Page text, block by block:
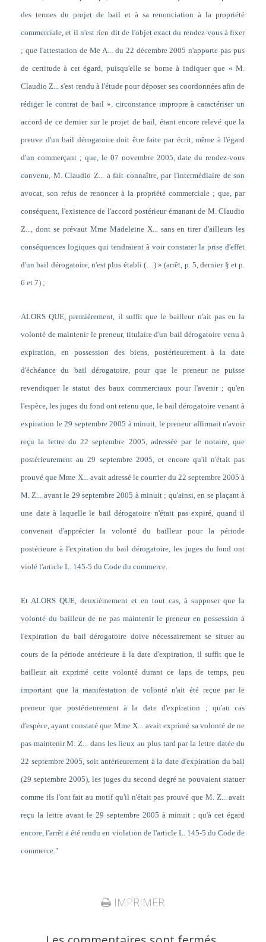
des termes du projet de bail et à sa renonciation à la propriété
commerciale, et il n'est rien dit de l'objet exact du rendez-vous à fixer
; que l'attestation de Me A... du 22 décembre 2005 n'apporte pas pus
de certitude à cet égard, puisqu'elle se borne à indiquer que « M.
Claudio Z... s'est rendu à l'étude pour déposer ses coordonnées afin de
rédiger le contrat de bail », circonstance impropre à caractériser un
accord de ce dernier sur le projet de bail, étant encore relevé que la
preuve d'un bail dérogatoire doit être faite par écrit, même à l'égard
d'un commerçant ; que, le 07 novembre 2005, date du rendez-vous
convenu, M. Claudio Z... a fait connaître, par l'intermédiaire de son
avocat, son refus de renoncer à la propriété commerciale ; que, par
conséquent, l'existence de l'accord postérieur émanant de M. Claudio
Z..., dont se prévaut Mme Madeleine X... sans en tirer d'ailleurs les
conséquences logiques qui tendraient à voir constater la prise d'effet
d'un bail dérogatoire, n'est plus établi (…) » (arrêt, p. 5, dernier § et p.
6 et 7) ;
ALORS QUE, premièrement, il suffit que le bailleur n'ait pas eu la
volonté de maintenir le preneur, titulaire d'un bail dérogatoire venu à
expiration, en possession des biens, postérieurement à la date
d'échéance du bail dérogatoire, pour que le preneur ne puisse
revendiquer le statut des baux commerciaux pour l'avenir ; qu'en
l'espèce, les juges du fond ont retenu que, le bail dérogatoire venant à
expiration le 29 septembre 2005 à minuit, le preneur affirmait n'avoir
reçu la lettre du 22 septembre 2005, adressée par le notaire, que
postérieurement au 29 septembre 2005, et encore qu'il n'était pas
prouvé que Mme X... avait adressé le courrier du 22 septembre 2005 à
M. Z... avant le 29 septembre 2005 à minuit ; qu'ainsi, en se plaçant à
une date à laquelle le bail dérogatoire n'était pas expiré, quand il
convenait d'apprécier la volonté du bailleur pour la période
postérieure à l'expiration du bail dérogatoire, les juges du fond ont
violé l'article L. 145-5 du Code du commerce.
Et ALORS QUE, deuxièmement et en tout cas, à supposer que la
volonté du bailleur de ne pas maintenir le preneur en possession à
l'expiration du bail dérogatoire doive nécessairement se situer au
cours de la période antérieure à la date d'expiration, il suffit que le
bailleur ait exprimé cette volonté durant ce laps de temps, peu
important que la manifestation de volonté n'ait été reçue par le
preneur que postérieurement à la date d'expiration ; qu'au cas
d'espèce, ayant constaté que Mme X... avait exprimé sa volonté de ne
pas maintenir M. Z... dans les lieux au plus tard par la lettre datée du
22 septembre 2005, soit antérieurement à la date d'expiration du bail
(29 septembre 2005), les juges du second degré ne pouvaient statuer
comme ils l'ont fait au motif qu'il n'était pas prouvé que M. Z... avait
reçu la lettre avant le 29 septembre 2005 à minuit ; qu'à cet égard
encore, l'arrêt a été rendu en violation de l'article L. 145-5 du Code de
commerce."
IMPRIMER